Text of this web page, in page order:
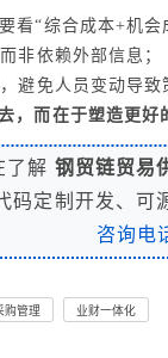
看“综合成本+机会
非依赖外部信息；
，避免人员变动导致
，而在于塑造更好
了解 钢贸链贸易
码定制开发、可
咨询电
购管理 业财一体化